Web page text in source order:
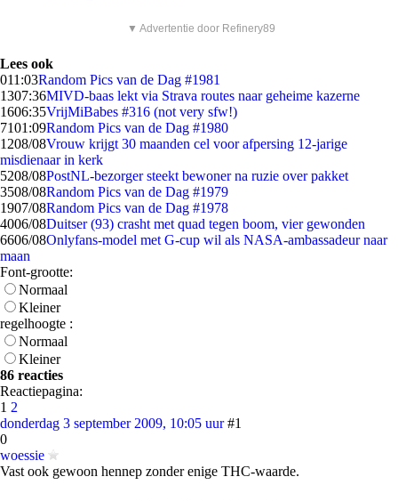
▼ Advertentie door Refinery89
Lees ook
011:03Random Pics van de Dag #1981
1307:36MIVD-baas lekt via Strava routes naar geheime kazerne
1606:35VrijMiBabes #316 (not very sfw!)
7101:09Random Pics van de Dag #1980
1208/08Vrouw krijgt 30 maanden cel voor afpersing 12-jarige
misdienaar in kerk
5208/08PostNL-bezorger steekt bewoner na ruzie over pakket
3508/08Random Pics van de Dag #1979
1907/08Random Pics van de Dag #1978
4006/08Duitser (93) crasht met quad tegen boom, vier gewonden
6606/08Onlyfans-model met G-cup wil als NASA-ambassadeur naar
maan
Font-grootte:
Normaal
Kleiner
regelhoogte :
Normaal
Kleiner
86 reacties
Reactiepagina:
1 2
donderdag 3 september 2009, 10:05 uur #1
0
woessie
Vast ook gewoon hennep zonder enige THC-waarde.